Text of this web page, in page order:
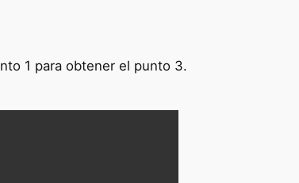
1 para obtener el punto 3.